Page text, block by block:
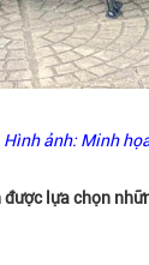
Hình ảnh: Minh
được lựa chọn